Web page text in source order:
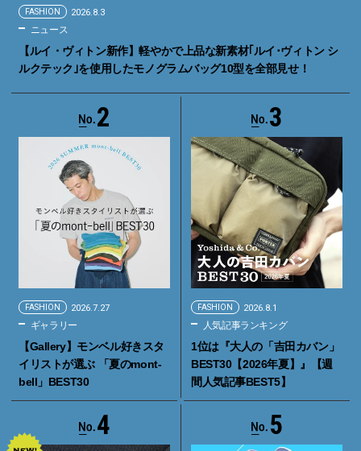
FASHION 2026.8.3
ニュース
【ルイ・ヴィトン新作】軽やかで上品な新素材｢ルイ･ヴィトン シ
ルクテック｣を使用したモノグラムバッグ10型を全部見せ！
2
FASHION 2026.7.27
ギャラリー
【Gallery】モンベル好きスタ
イリストが選ぶ 「夏のmont-
bell」BEST30
3
FASHION 2026.8.1
人気記事ランキング
1位は『大人の「吉田カバン」
BEST30【2026年夏】』【週
間人気記事BEST5】
4 5